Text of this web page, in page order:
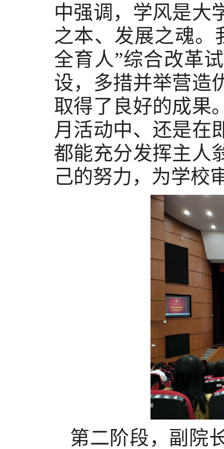
中强调，学风是大
之本、发展之魂。
全育人”综合改革
设，多措并举营造
取得了良好的成果
月活动中、还是在
都能充分发挥主人
己的努力，为学校
第二阶段，副院